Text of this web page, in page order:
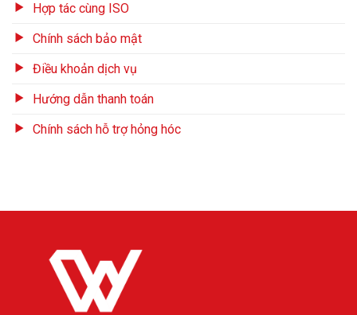
Hợp tác cùng ISO
Chính sách bảo mật
Điều khoản dịch vụ
Hướng dẫn thanh toán
Chính sách hỗ trợ hỏng hóc